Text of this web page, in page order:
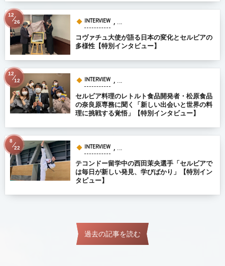
INTERVIEW , …
コヴァチュ大使が語る日本の変化とセルビアの
多様性【特別インタビュー】
12
26
INTERVIEW , …
セルビア料理のレトルト食品開発者・松原食品
の奈良原専務に聞く「新しい出会いと世界の料
理に挑戦する覚悟」【特別インタビュー】
12
12
INTERVIEW , …
テコンドー留学中の西田茉央選手「セルビアで
は毎日が新しい発見、学びばかり」【特別イン
タビュー】
8
22
過去の記事を読む